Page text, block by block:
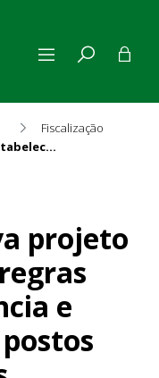
Fiscalização
Comissão aprova projeto que estabelece regras para transparência e fiscalização em postos de combustíveis
projeto
e